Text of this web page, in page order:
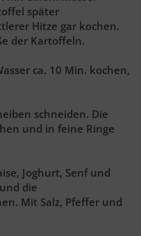
später
Hitze gar kochen.
der Kartoffeln.
ca. 10 Min. kochen,
schneiden. Die
und in feine Ringe
Joghurt, Senf und
die
Mit Salz, Pfeffer und